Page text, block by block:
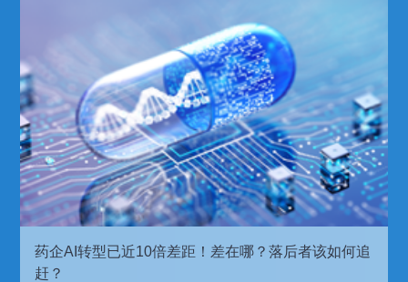
药企AI转型已近10倍差距！差在哪？落后者该如何追
赶？